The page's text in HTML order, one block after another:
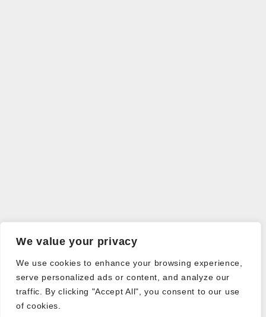
We value your privacy
We use cookies to enhance your browsing experience,
serve personalized ads or content, and analyze our
traffic. By clicking "Accept All", you consent to our use
of cookies.